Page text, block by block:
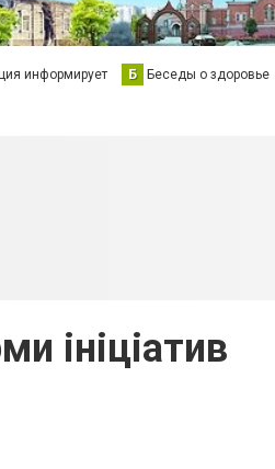
информирует Б Беседы о здоровье
ініціатив